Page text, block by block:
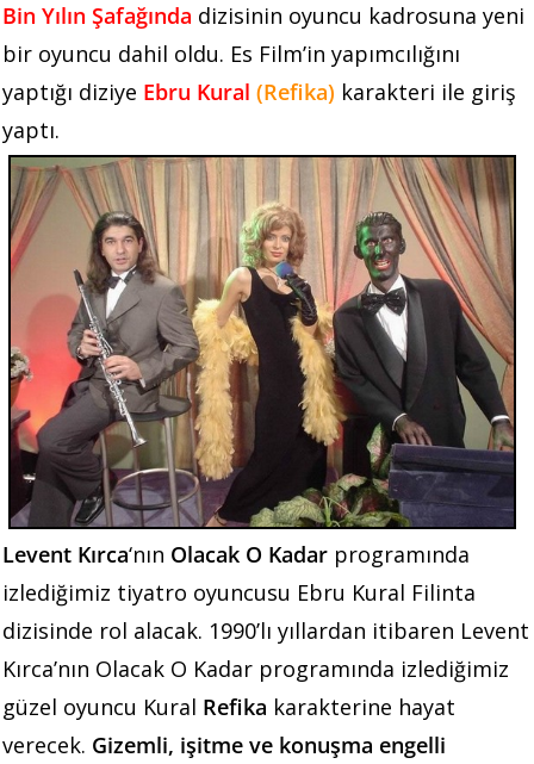
Bin Yılın Şafağında dizisinin oyuncu kadrosuna yeni
bir oyuncu dahil oldu. Es Film’in yapımcılığını
yaptığı diziye Ebru Kural (Refika) karakteri ile giriş
yaptı.
Levent Kırca‘nın Olacak O Kadar programında
izlediğimiz tiyatro oyuncusu Ebru Kural Filinta
dizisinde rol alacak. 1990’lı yıllardan itibaren Levent
Kırca’nın Olacak O Kadar programında izlediğimiz
güzel oyuncu Kural Refika karakterine hayat
verecek. Gizemli, işitme ve konuşma engelli